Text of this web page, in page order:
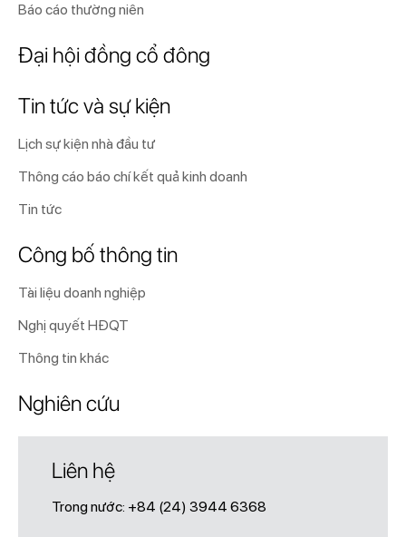
Báo cáo thường niên
Đại hội đồng cổ đông
Tin tức và sự kiện
Lịch sự kiện nhà đầu tư
Thông cáo báo chí kết quả kinh doanh
Tin tức
Công bố thông tin
Tài liệu doanh nghiệp
Nghị quyết HĐQT
Thông tin khác
Nghiên cứu
Liên hệ
Trong nước: +84 (24) 3944 6368